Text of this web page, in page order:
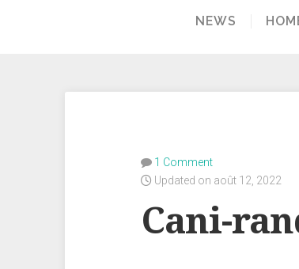
NEWS
1 Comment
Updated on août 12, 2022
Cani-